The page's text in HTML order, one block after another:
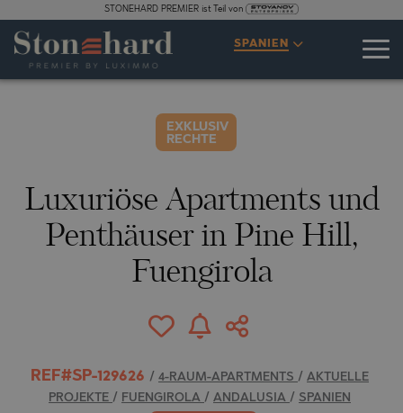
SPEZIFIKATIONEN BESCHREIBUNG KARTE
GALERIE
PREISE
ANFRAGE
STONEHARD PREMIER ist Teil von
SPANIEN
EXKLUSIV
RECHTE
Luxuriöse Apartments und
Penthäuser in Pine Hill,
Fuengirola
REF#SP-129626 / 4-RAUM-APARTMENTS / AKTUELLE
PROJEKTE / FUENGIROLA / ANDALUSIA / SPANIEN